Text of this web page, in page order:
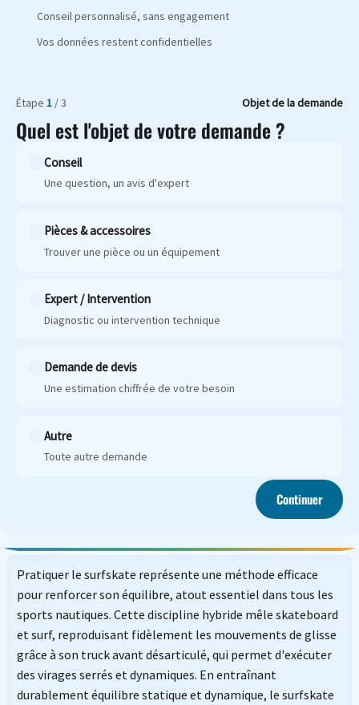
Conseil personnalisé, sans engagement
Vos données restent confidentielles
Étape 1 / 3 Objet de la demande
Quel est l'objet de votre demande ?
Conseil
Une question, un avis d'expert
Pièces & accessoires
Trouver une pièce ou un équipement
Expert / Intervention
Diagnostic ou intervention technique
Demande de devis
Une estimation chiffrée de votre besoin
Autre
Toute autre demande
Continuer
Pratiquer le surfskate représente une méthode efficace
pour renforcer son équilibre, atout essentiel dans tous les
sports nautiques. Cette discipline hybride mêle skateboard
et surf, reproduisant fidèlement les mouvements de glisse
grâce à son truck avant désarticulé, qui permet d'exécuter
des virages serrés et dynamiques. En entraînant
durablement équilibre statique et dynamique, le surfskate